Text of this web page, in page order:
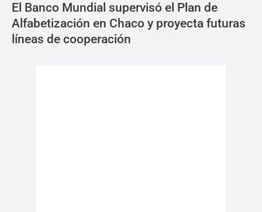
El Banco Mundial supervisó el Plan de
Alfabetización en Chaco y proyecta futuras
líneas de cooperación